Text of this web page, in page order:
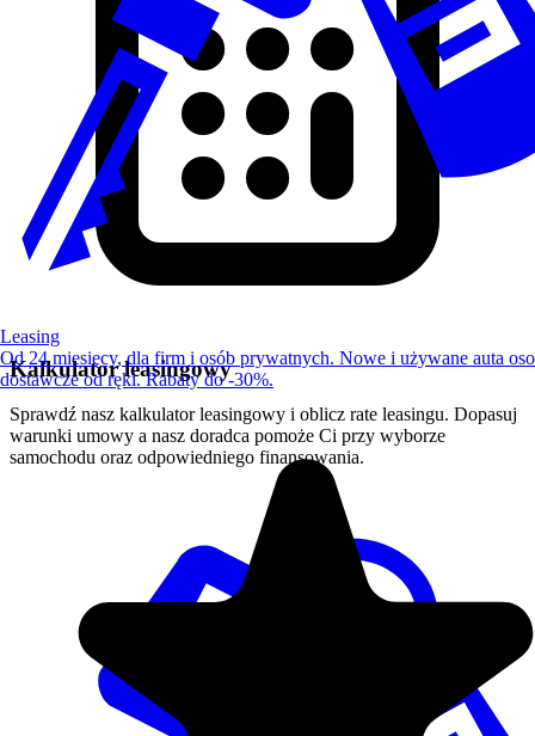
Kalkulator leasingowy
Sprawdź nasz kalkulator leasingowy i oblicz rate leasingu. Dopasuj
warunki umowy a nasz doradca pomoże Ci przy wyborze
samochodu oraz odpowiedniego finansowania.
Leasing
Od 24 miesięcy, dla firm i osób prywatnych. Nowe i używane auta
dostawcze od ręki. Rabaty do -30%.